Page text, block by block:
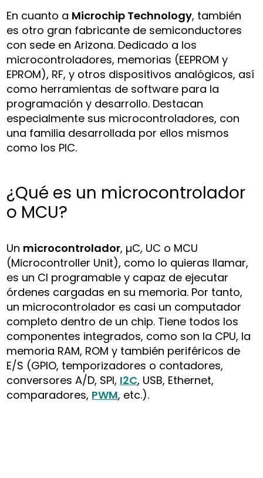
En cuanto a Microchip Technology, también
es otro gran fabricante de semiconductores
con sede en Arizona. Dedicado a los
microcontroladores, memorias (EEPROM y
EPROM), RF, y otros dispositivos analógicos, así
como herramientas de software para la
programación y desarrollo. Destacan
especialmente sus microcontroladores, con
una familia desarrollada por ellos mismos
como los PIC.
¿Qué es un microcontrolador
o MCU?
Un microcontrolador, µC, UC o MCU
(Microcontroller Unit), como lo quieras llamar,
es un CI programable y capaz de ejecutar
órdenes cargadas en su memoria. Por tanto,
un microcontrolador es casi un computador
completo dentro de un chip. Tiene todos los
componentes integrados, como son la CPU, la
memoria RAM, ROM y también periféricos de
E/S (GPIO, temporizadores o contadores,
conversores A/D, SPI, I2C, USB, Ethernet,
comparadores, PWM, etc.).